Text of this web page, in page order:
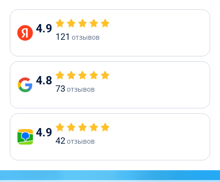
4.9
121 отзывов
4.8
73 отзывов
4.9
42отзывов